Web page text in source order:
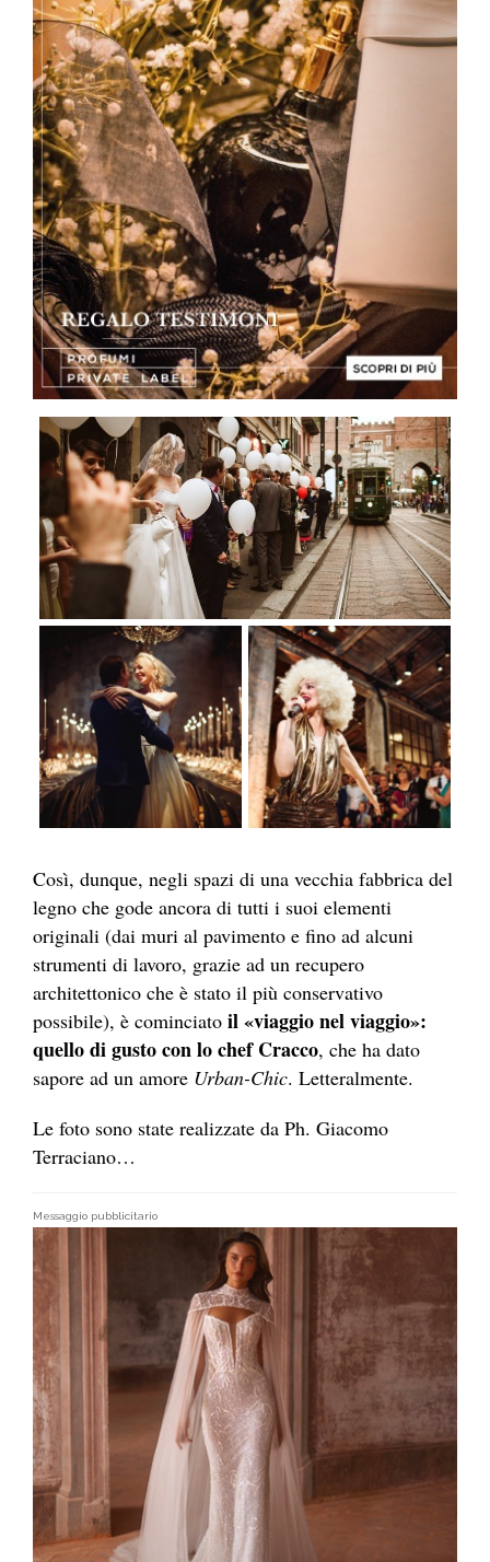
Così, dunque, negli spazi di una vecchia fabbrica del
legno che gode ancora di tutti i suoi elementi
originali (dai muri al pavimento e fino ad alcuni
strumenti di lavoro, grazie ad un recupero
architettonico che è stato il più conservativo
possibile), è cominciato il «viaggio nel viaggio»:
quello di gusto con lo chef Cracco, che ha dato
sapore ad un amore Urban-Chic. Letteralmente.
Le foto sono state realizzate da Ph. Giacomo
Terraciano…
Messaggio pubblicitario